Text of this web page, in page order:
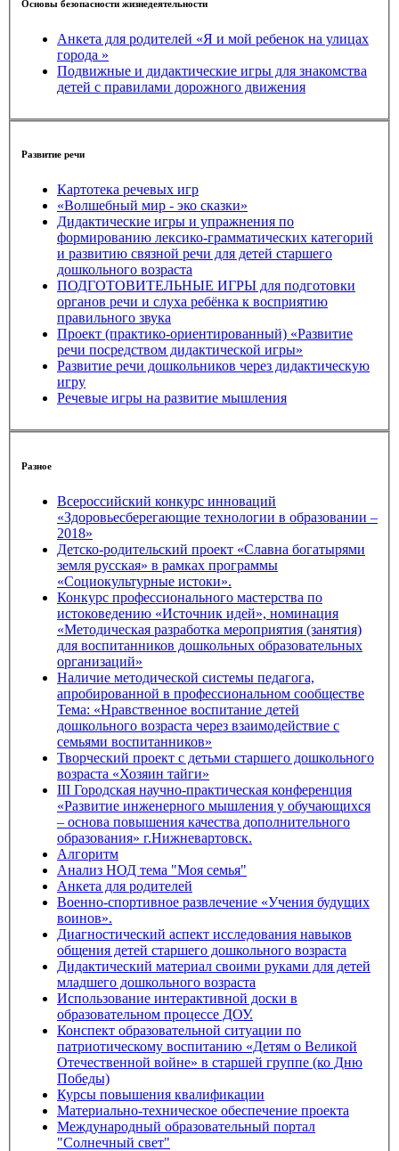
Основы безопасности жизнедеятельности
Анкета для родителей «Я и мой ребенок на улицах
города »
Подвижные и дидактические игры для знакомства
детей с правилами дорожного движения
Развитие речи
Картотека речевых игр
«Волшебный мир - эко сказки»
Дидактические игры и упражнения по
формированию лексико-грамматических категорий
и развитию связной речи для детей старшего
дошкольного возраста
ПОДГОТОВИТЕЛЬНЫЕ ИГРЫ для подготовки
органов речи и слуха ребёнка к восприятию
правильного звука
Проект (практико-ориентированный) «Развитие
речи посредством дидактической игры»
Развитие речи дошкольников через дидактическую
игру
Речевые игры на развитие мышления
Разное
Всероссийский конкурс инноваций
«Здоровьесберегающие технологии в образовании –
2018»
Детско-родительский проект «Славна богатырями
земля русская» в рамках программы
«Социокультурные истоки».
Конкурс профессионального мастерства по
истоковедению «Источник идей», номинация
«Методическая разработка мероприятия (занятия)
для воспитанников дошкольных образовательных
организаций»
Наличие методической системы педагога,
апробированной в профессиональном сообществе
Тема: «Нравственное воспитание детей
дошкольного возраста через взаимодействие с
семьями воспитанников»
Творческий проект с детьми старшего дошкольного
возраста «Хозяин тайги»
III Городская научно-практическая конференция
«Развитие инженерного мышления у обучающихся
– основа повышения качества дополнительного
образования» г.Нижневартовск.
Алгоритм
Анализ НОД тема "Моя семья"
Анкета для родителей
Военно-спортивное развлечение «Учения будущих
воинов».
Диагностический аспект исследования навыков
общения детей старшего дошкольного возраста
Дидактический материал своими руками для детей
младшего дошкольного возраста
Использование интерактивной доски в
образовательном процессе ДОУ.
Конспект образовательной ситуации по
патриотическому воспитанию «Детям о Великой
Отечественной войне» в старшей группе (ко Дню
Победы)
Курсы повышения квалификации
Материально-техническое обеспечение проекта
Международный образовательный портал
"Солнечный свет"